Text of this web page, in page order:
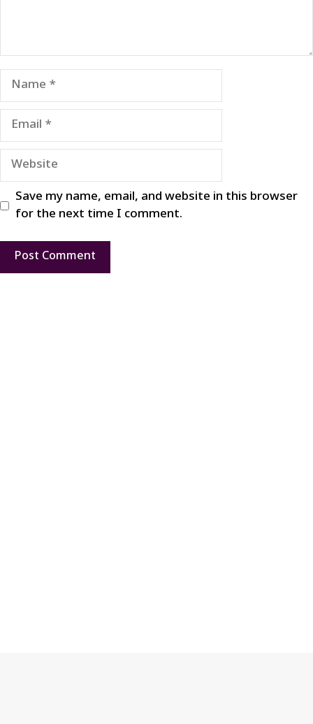
Name
Email
Website
Save my name, email, and website in this browser
for the next time I comment.